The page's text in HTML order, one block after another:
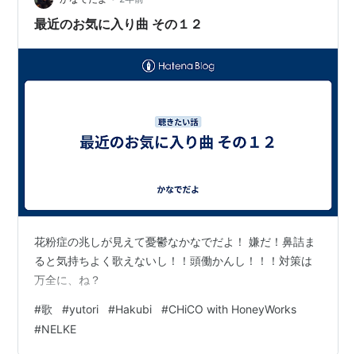
最近のお気に入り曲 その１２
花粉症の兆しが見えて憂鬱なかなでだよ！ 嫌だ！鼻詰ま
ると気持ちよく歌えないし！！頭働かんし！！！対策は
万全に、ね？
#歌 #yutori #Hakubi #CHiCO with HoneyWorks
#NELKE